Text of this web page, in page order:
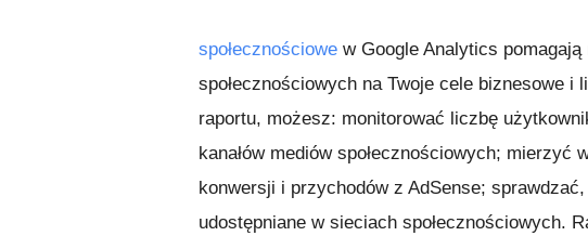
społecznościowe w Google Analytics
społecznościowych na Twoje cele biznesowe
raportu, możesz: monitorować liczbę
kanałów mediów społecznościowych; mierzyć
konwersji i przychodów z AdSense;
udostępniane w sieciach społecznościowych.